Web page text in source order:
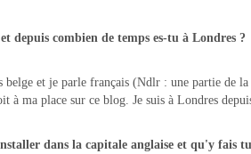
depuis combien de temps es-tu à Londres ?
belge et je parle français (Ndlr : une partie de
à ma place sur ce blog. Je suis à Londres
dans la capitale anglaise et qu'y fais